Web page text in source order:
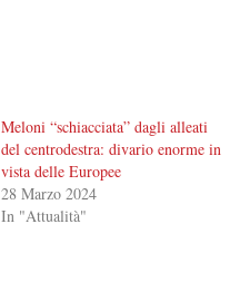
Meloni “schiacciata” dagli alleati
del centrodestra: divario enorme in
vista delle Europee
28 Marzo 2024
In "Attualità"